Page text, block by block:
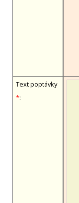
Text poptávky
*: